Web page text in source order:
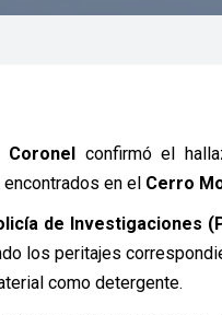
Coronel confirmó el
en el Cerro
de Investigaciones
los peritajes
como detergente.